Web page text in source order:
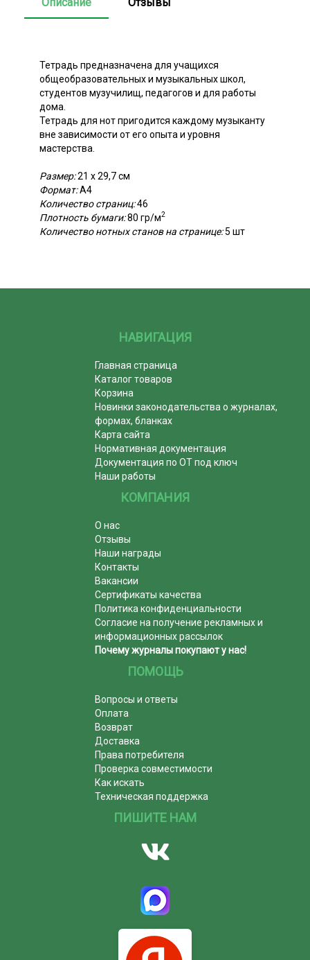
Тетрадь предназначена для учащихся
общеобразовательных и музыкальных школ,
студентов музучилищ, педагогов и для работы
дома.
Тетрадь для нот пригодится каждому музыканту
вне зависимости от его опыта и уровня
мастерства.
Размер:21 х 29,7 см
Формат:А4
Количество страниц:46
Плотность бумаги:80 гр/м2
Количество нотных станов на странице:5 шт
НАВИГАЦИЯ
Главная страница
Каталог товаров
Корзина
Новинки законодательства о журналах,
формах, бланках
Карта сайта
Нормативная документация
Документация по ОТ под ключ
Наши работы
КОМПАНИЯ
О нас
Отзывы
Наши награды
Контакты
Вакансии
Сертификаты качества
Политика конфиденциальности
Согласие на получение рекламных и
информационных рассылок
Почему журналы покупают у нас!
ПОМОЩЬ
Вопросы и ответы
Оплата
Возврат
Доставка
Права потребителя
Проверка совместимости
Как искать
Техническая поддержка
ПИШИТЕ НАМ